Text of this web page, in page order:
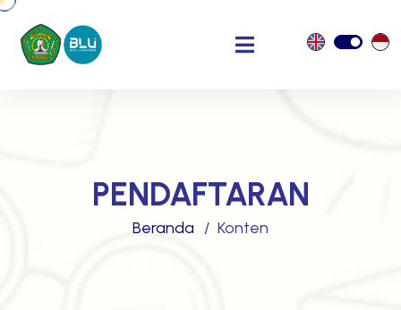
PENDAFTARAN
Beranda Konten